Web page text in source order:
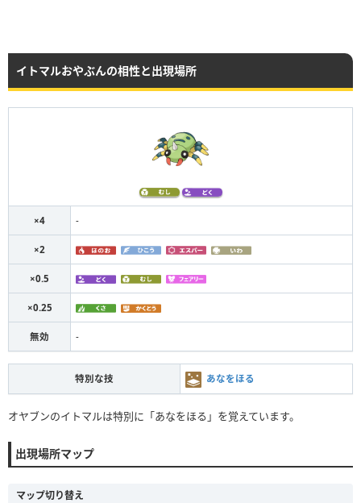
イトマルおやぶんの相性と出現場所
×4 -
×2
×0.5
×0.25
無効 -
特別な技 あなをほる
オヤブンのイトマルは特別に「あなをほる」を覚えています。
出現場所マップ
マップ切り替え